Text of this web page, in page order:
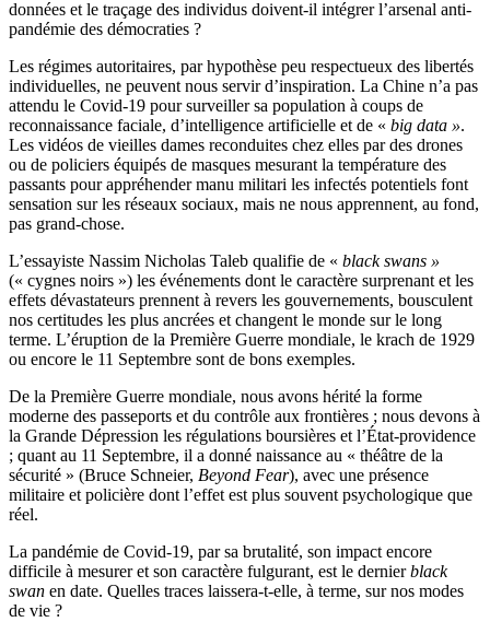
données et le traçage des individus doivent-il intégrer l’arsenal anti-
pandémie des démocraties ?
Les régimes autoritaires, par hypothèse peu respectueux des libertés
individuelles, ne peuvent nous servir d’inspiration. La Chine n’a pas
attendu le Covid-19 pour surveiller sa population à coups de
reconnaissance faciale, d’intelligence artificielle et de « big data ».
Les vidéos de vieilles dames reconduites chez elles par des drones
ou de policiers équipés de masques mesurant la température des
passants pour appréhender manu militari les infectés potentiels font
sensation sur les réseaux sociaux, mais ne nous apprennent, au fond,
pas grand-chose.
L’essayiste Nassim Nicholas Taleb qualifie de « black swans »
(« cygnes noirs ») les événements dont le caractère surprenant et les
effets dévastateurs prennent à revers les gouvernements, bousculent
nos certitudes les plus ancrées et changent le monde sur le long
terme. L’éruption de la Première Guerre mondiale, le krach de 1929
ou encore le 11 Septembre sont de bons exemples.
De la Première Guerre mondiale, nous avons hérité la forme
moderne des passeports et du contrôle aux frontières ; nous devons à
la Grande Dépression les régulations boursières et l’État-providence
; quant au 11 Septembre, il a donné naissance au « théâtre de la
sécurité » (Bruce Schneier, Beyond Fear), avec une présence
militaire et policière dont l’effet est plus souvent psychologique que
réel.
La pandémie de Covid-19, par sa brutalité, son impact encore
difficile à mesurer et son caractère fulgurant, est le dernierblack
swan en date. Quelles traces laissera-t-elle, à terme, sur nos modes
de vie ?